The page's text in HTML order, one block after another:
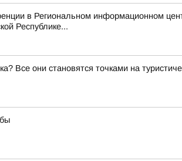
в Региональном информационном
Республике...
Все они становятся точками на